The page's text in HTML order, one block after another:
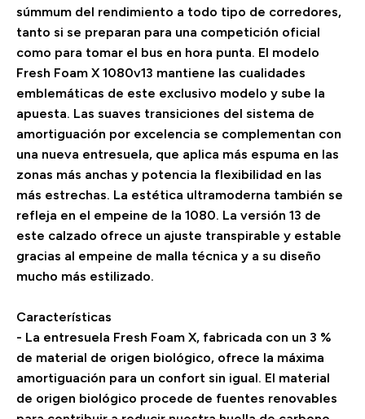
súmmum del rendimiento a todo tipo de corredores,
tanto si se preparan para una competición oficial
como para tomar el bus en hora punta. El modelo
Fresh Foam X 1080v13 mantiene las cualidades
emblemáticas de este exclusivo modelo y sube la
apuesta. Las suaves transiciones del sistema de
amortiguación por excelencia se complementan con
una nueva entresuela, que aplica más espuma en las
zonas más anchas y potencia la flexibilidad en las
más estrechas. La estética ultramoderna también se
refleja en el empeine de la 1080. La versión 13 de
este calzado ofrece un ajuste transpirable y estable
gracias al empeine de malla técnica y a su diseño
mucho más estilizado.
Características
- La entresuela Fresh Foam X, fabricada con un 3 %
de material de origen biológico, ofrece la máxima
amortiguación para un confort sin igual. El material
de origen biológico procede de fuentes renovables